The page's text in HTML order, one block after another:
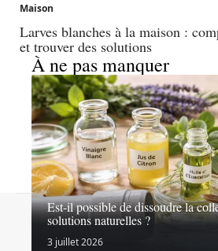
Maison
Larves blanches à la maison :
et trouver des solutions
À ne pas manquer
Est-il possible de dissoudre la
solutions naturelles ?
3 juillet 2026
Contact Mentions légales